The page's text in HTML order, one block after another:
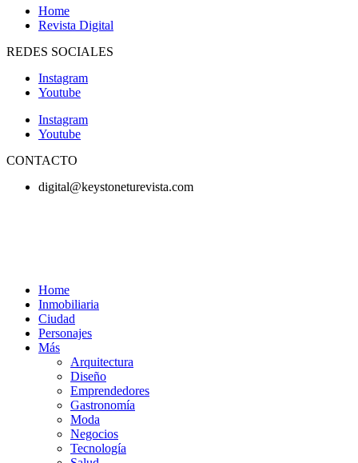
Home
Revista Digital
REDES SOCIALES
Instagram
Youtube
Instagram
Youtube
CONTACTO
digital@keystoneturevista.com
Home
Inmobiliaria
Ciudad
Personajes
Más
Arquitectura
Diseño
Emprendedores
Gastronomía
Moda
Negocios
Tecnología